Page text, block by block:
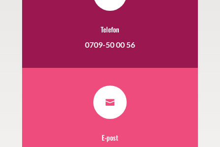
Telefon
0709-50 00 56

E-post